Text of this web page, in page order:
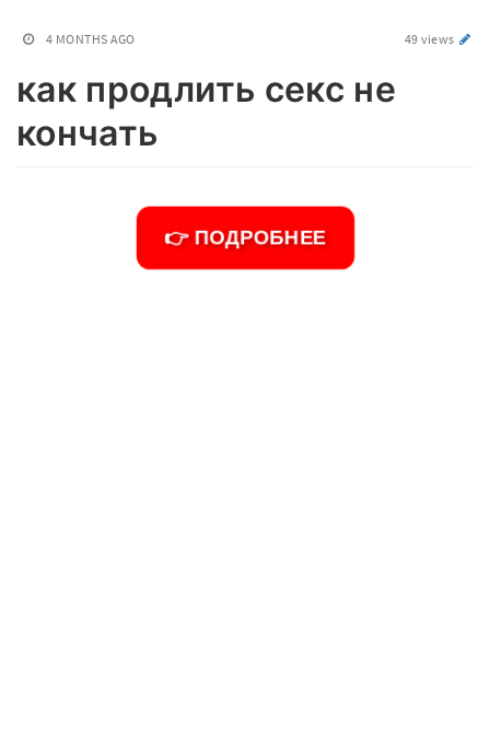
4 MONTHS AGO 49 views
как продлить секс не
кончать
👉 ПОДРОБНЕЕ